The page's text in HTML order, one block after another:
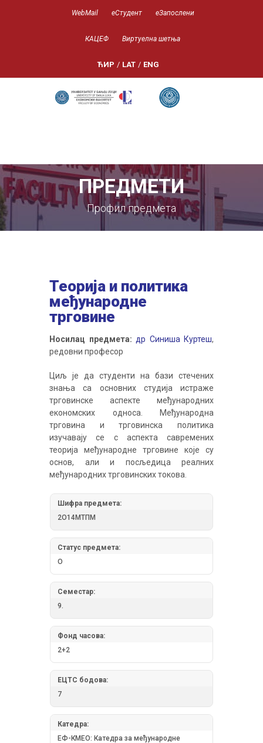
WebMail еСтудент еЗапослени
КАЦЕФ Виртуелна шетња
ЋИР / LAT / ENG
ПРЕДМЕТИ
Профил предмета
Теорија и политика
међународне
трговине
Носилац предмета: др Синиша Куртеш,
редовни професор
Циљ је да студенти на бази стечених
знања са основних студија истраже
трговинске аспекте међународних
економских односа. Међународна
трговина и трговинска политика
изучавају се с аспекта савремених
теорија међународне трговине које су
основ, али и посљедица реалних
међународних трговинских токова.
Шифра предмета:
2О14МTПМ
Статус предмета:
О
Семестар:
9.
Фонд часова:
2+2
ЕЦТС бодова:
7
Катедра:
ЕФ-КМЕО: Катедра за међународне